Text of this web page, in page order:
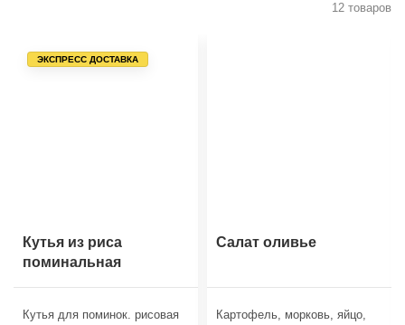
12 товаров
ЭКСПРЕСС ДОСТАВКА
Кутья из риса
поминальная
Кутья для поминок. рисовая
Салат оливье
Картофель, морковь, яйцо,